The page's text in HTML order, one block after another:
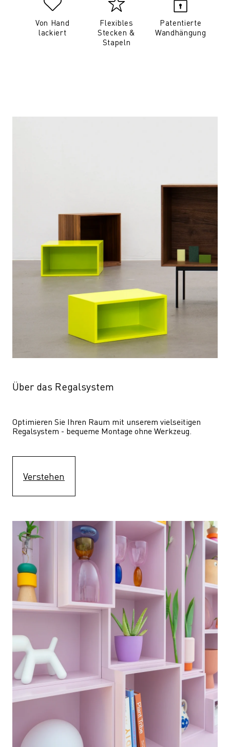
Von Hand
lackiert
Flexibles
Stecken &
Stapeln
Patentierte
Wandhängung
Über das Regalsystem
Optimieren Sie Ihren Raum mit unserem vielseitigen
Regalsystem - bequeme Montage ohne Werkzeug.
Verstehen